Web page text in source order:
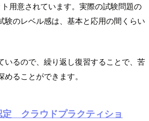
用意されています。実際の試験問題の
験のレベル感は、基本と応用の間くらい
いるので、繰り返し復習することで、苦
ることができます。
定 クラウドプラクティショ